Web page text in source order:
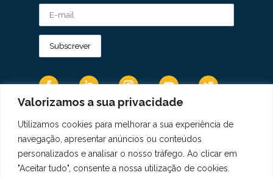
Valorizamos a sua privacidade
Utilizamos cookies para melhorar a sua experiência de
navegação, apresentar anúncios ou conteúdos
personalizados e analisar o nosso tráfego. Ao clicar em
"Aceitar tudo", consente a nossa utilização de cookies.
Os Dados Pessoais são tratados de acordo
com a Diretiva 95/46/CE do Regulamento
Geral sobre a Proteção de Dados.
Copyright © 2021 Real Colégio de Portugal.